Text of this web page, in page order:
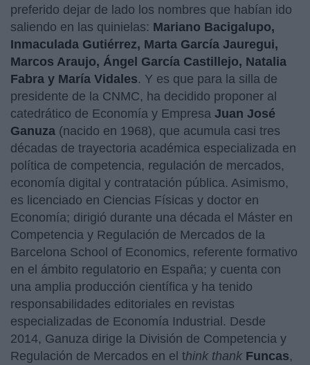
preferido dejar de lado los nombres que habían ido
saliendo en las quinielas: Mariano Bacigalupo,
Inmaculada Gutiérrez, Marta García Jauregui,
Marcos Araujo, Ángel García Castillejo, Natalia
Fabra y María Vidales. Y es que para la silla de
presidente de la CNMC, ha decidido proponer al
catedrático de Economía y Empresa Juan José
Ganuza (nacido en 1968), que acumula casi tres
décadas de trayectoria académica especializada en
política de competencia, regulación de mercados,
economía digital y contratación pública. Asimismo,
es licenciado en Ciencias Físicas y doctor en
Economía; dirigió durante una década el Máster en
Competencia y Regulación de Mercados de la
Barcelona School of Economics, referente formativo
en el ámbito regulatorio en España; y cuenta con
una amplia producción científica y ha tenido
responsabilidades editoriales en revistas
especializadas de Economía Industrial. Desde
2014, Ganuza dirige la División de Competencia y
Regulación de Mercados en el think thank Funcas,